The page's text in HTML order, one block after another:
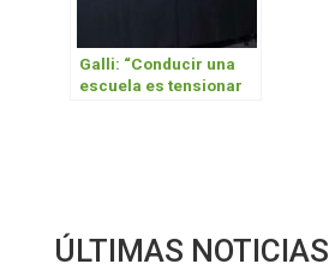
Galli: “Conducir una
escuela es tensionar
ÚLTIMAS NOTICIAS